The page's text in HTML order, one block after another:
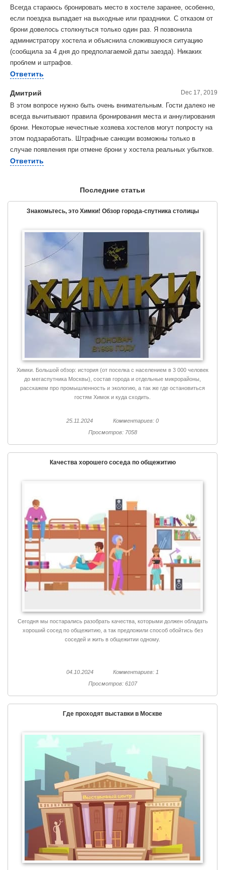
Всегда стараюсь бронировать место в хостеле заранее, особенно,
если поездка выпадает на выходные или праздники. С отказом от
брони довелось столкнуться только один раз. Я позвонила
администратору хостела и объяснила сложившуюся ситуацию
(сообщила за 4 дня до предполагаемой даты заезда). Никаких
проблем и штрафов.
Ответить
Дмитрий Dec 17, 2019
В этом вопросе нужно быть очень внимательным. Гости далеко не
всегда вычитывают правила бронирования места и аннулирования
брони. Некоторые нечестные хозяева хостелов могут попросту на
этом подзаработать. Штрафные санкции возможны только в
случае появления при отмене брони у хостела реальных убытков.
Ответить
Последние статьи
Знакомьтесь, это Химки! Обзор города-спутника столицы
Химки. Большой обзор: история (от поселка с населением в 3 000 человек
до мегаспутника Москвы), состав города и отдельные микрорайоны,
расскажем про промышленность и экологию, а так же где остановиться
гостям Химок и куда сходить.
25.11.2024
Комментариев: 0
Просмотров: 7058
Качества хорошего соседа по общежитию
Сегодня мы постарались разобрать качества, которыми должен обладать
хороший сосед по общежитию, а так предложили способ обойтись без
соседей и жить в общежитии одному.
04.10.2024
Комментариев: 1
Просмотров: 6107
Где проходят выставки в Москве